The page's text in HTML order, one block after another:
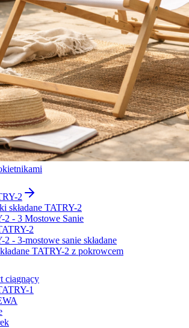
2
składane TATRY-2
2 - 3 Mostowe Sanie
2
2 - 3-mostowe sanie składane
TATRY-2 z pokrowcem
ciągnący
1